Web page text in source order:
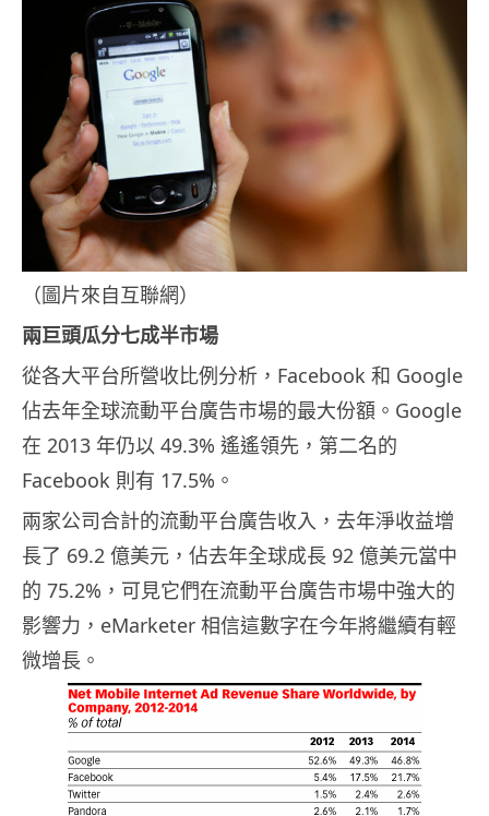
（圖片來自互聯網）
兩巨頭瓜分七成半市場
從各大平台所營收比例分析，Facebook 和 Google
佔去年全球流動平台廣告市場的最大份額。Google
在 2013 年仍以 49.3% 遙遙領先，第二名的
Facebook 則有 17.5%。
兩家公司合計的流動平台廣告收入，去年淨收益增
長了 69.2 億美元，佔去年全球成長 92 億美元當中
的 75.2%，可見它們在流動平台廣告市場中強大的
影響力，eMarketer 相信這數字在今年將繼續有輕
微增長。